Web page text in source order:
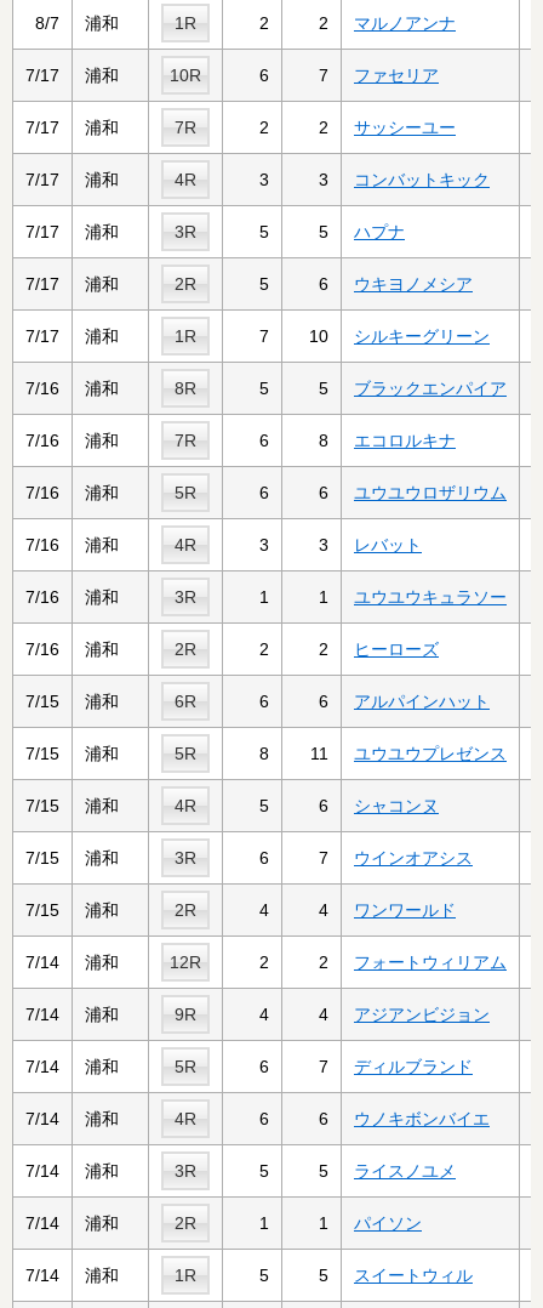
8/7 浦和 1R 2 2 マルノアンナ
7/17 浦和 10R 6 7 ファセリア
7/17 浦和 7R 2 2 サッシーユー
7/17 浦和 4R 3 3 コンバットキック
7/17 浦和 3R 5 5 ハプナ
7/17 浦和 2R 5 6 ウキヨノメシア
7/17 浦和 1R 7 10 シルキーグリーン
7/16 浦和 8R 5 5 ブラックエンパイア
7/16 浦和 7R 6 8 エコロルキナ
7/16 浦和 5R 6 6 ユウユウロザリウム
7/16 浦和 4R 3 3 レバット
7/16 浦和 3R 1 1 ユウユウキュラソー
7/16 浦和 2R 2 2 ヒーローズ
7/15 浦和 6R 6 6 アルパインハット
7/15 浦和 5R 8 11 ユウユウプレゼンス
7/15 浦和 4R 5 6 シャコンヌ
7/15 浦和 3R 6 7 ウインオアシス
7/15 浦和 2R 4 4 ワンワールド
7/14 浦和 12R 2 2 フォートウィリアム
7/14 浦和 9R 4 4 アジアンビジョン
7/14 浦和 5R 6 7 ディルブランド
7/14 浦和 4R 6 6 ウノキボンバイエ
7/14 浦和 3R 5 5 ライスノユメ
7/14 浦和 2R 1 1 パイソン
7/14 浦和 1R 5 5 スイートウィル